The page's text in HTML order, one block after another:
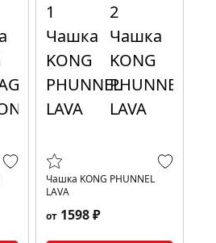
Чашка KONG PHUNNEL
LAVA
от 1598 ₽